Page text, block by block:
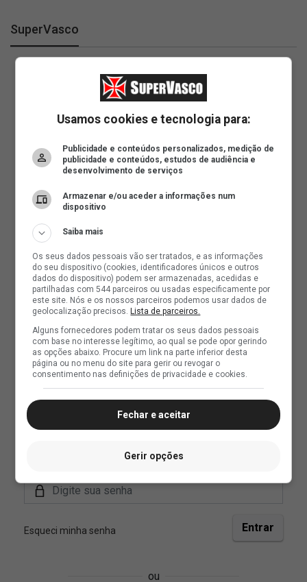
SuperVasco
Usamos cookies e tecnologia para:
Publicidade e conteúdos personalizados, medição de
publicidade e conteúdos, estudos de audiência e
desenvolvimento de serviços
Armazenar e/ou aceder a informações num
dispositivo
Saiba mais
Os seus dados pessoais vão ser tratados, e as informações
do seu dispositivo (cookies, identificadores únicos e outros
dados do dispositivo) podem ser armazenadas, acedidas e
partilhadas com 544 parceiros ou usadas especificamente por
este site. Nós e os nossos parceiros podemos usar dados de
geolocalização precisos.Lista de parceiros.
Alguns fornecedores podem tratar os seus dados pessoais
com base no interesse legítimo, ao qual se pode opor gerindo
as opções abaixo. Procure um link na parte inferior desta
página ou no menu do site para gerir ou revogar o
consentimento nas definições de privacidade e cookies.
Fechar e aceitar
Gerir opções